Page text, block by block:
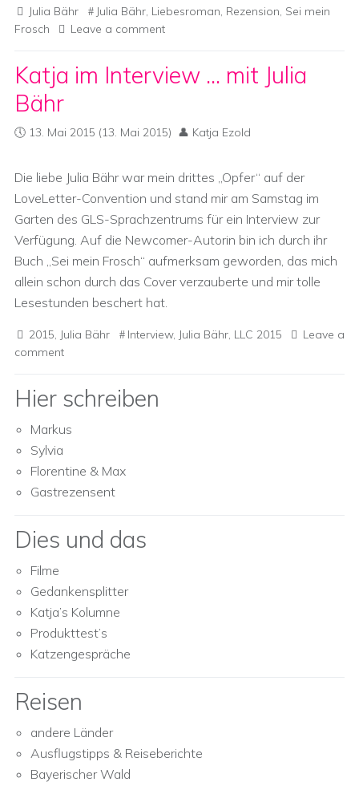
Julia Bähr Julia Bähr, Liebesroman, Rezension, Sei mein
Frosch
Leave a comment
Katja im Interview … mit Julia
Bähr
13. Mai 2015 (13. Mai 2015) Katja Ezold
Die liebe Julia Bähr war mein drittes „Opfer“ auf der
LoveLetter-Convention und stand mir am Samstag im
Garten des GLS-Sprachzentrums für ein Interview zur
Verfügung. Auf die Newcomer-Autorin bin ich durch ihr
Buch „Sei mein Frosch“ aufmerksam geworden, das mich
allein schon durch das Cover verzauberte und mir tolle
Lesestunden beschert hat.
2015, Julia Bähr Interview, Julia Bähr, LLC 2015
Leave a
comment
Hier schreiben
Markus
Sylvia
Florentine & Max
Gastrezensent
Dies und das
Filme
Gedankensplitter
Katja’s Kolumne
Produkttest’s
Katzengespräche
Reisen
andere Länder
Ausflugstipps & Reiseberichte
Bayerischer Wald